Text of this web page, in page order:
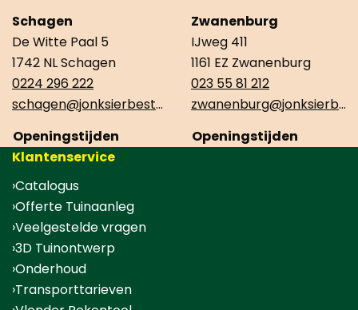
Schagen
De Witte Paal 5
1742 NL Schagen
0224 296 222
schagen@jonksierbestrating.nl
Openingstijden
Zwanenburg
IJweg 411
1161 EZ Zwanenburg
023 55 81 212
zwanenburg@jonksierbestrating.nl
Openingstijden
Klantenservice
Catalogus
Offerte Tuinaanleg
Veelgestelde vragen
3D Tuinontwerp
Onderhoud
Transporttarieven